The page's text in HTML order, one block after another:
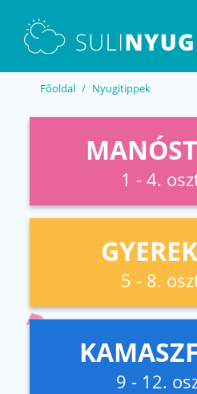
Főoldal Nyugitippek
1 - 4.
5 - 8.
9 - 12.